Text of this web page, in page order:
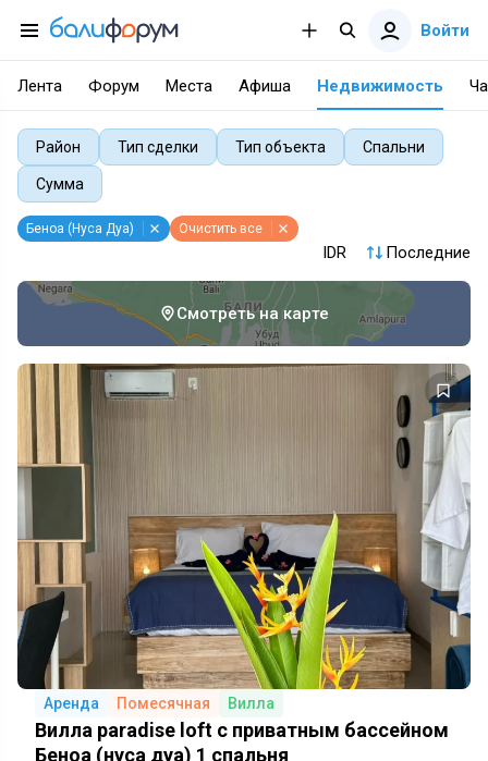
Войти
Лента Форум Места Афиша Недвижимость
Район Тип сделки Тип объекта Спальни
Сумма
Беноа (Нуса Дуа) Очистить все
IDR Последние
Смотреть на карте
Аренда Помесячная Вилла
Вилла paradise loft с приватным бассейном
Беноа (нуса дуа) 1 спальня